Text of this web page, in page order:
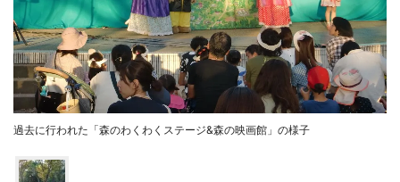
過去に行われた「森のわくわくステージ&森の映画館」の様子